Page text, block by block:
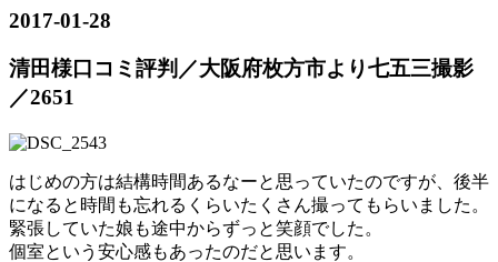
2017-01-28
清田様口コミ評判／大阪府枚方市より七五三撮影
／2651
はじめの方は結構時間あるなーと思っていたのですが、後半
になると時間も忘れるくらいたくさん撮ってもらいました。
緊張していた娘も途中からずっと笑顔でした。
個室という安心感もあったのだと思います。